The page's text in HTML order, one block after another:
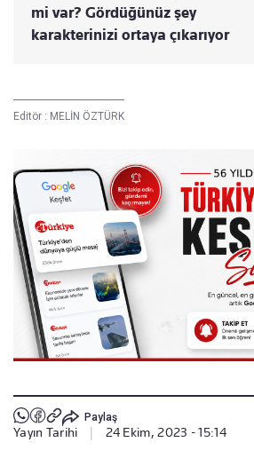
mi var? Gördüğünüz şey
karakterinizi ortaya çıkarıyor
Editör : MELİN ÖZTÜRK
Paylaş
Yayın Tarihi 24 Ekim, 2023 - 15:14